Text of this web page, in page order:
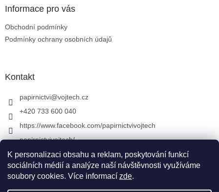
K personalizaci obsahu a reklam, poskytování funkcí
sociálních médií a analýze naší návštěvnosti využíváme
soubory cookies. Více informací zde.
Informace pro vás
Obchodní podmínky
Podmínky ochrany osobních údajů
Kontakt
papirnictvi@vojtech.cz
+420 733 600 040
https://www.facebook.com/papirnictvivojtech
papirnictvivojtech/
+420 733 600 040